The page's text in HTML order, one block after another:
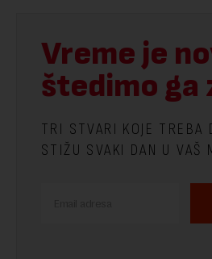
Vreme je
štedimo ga
TRI STVARI KOJE TREBA
STIŽU SVAKI DAN U VAŠ